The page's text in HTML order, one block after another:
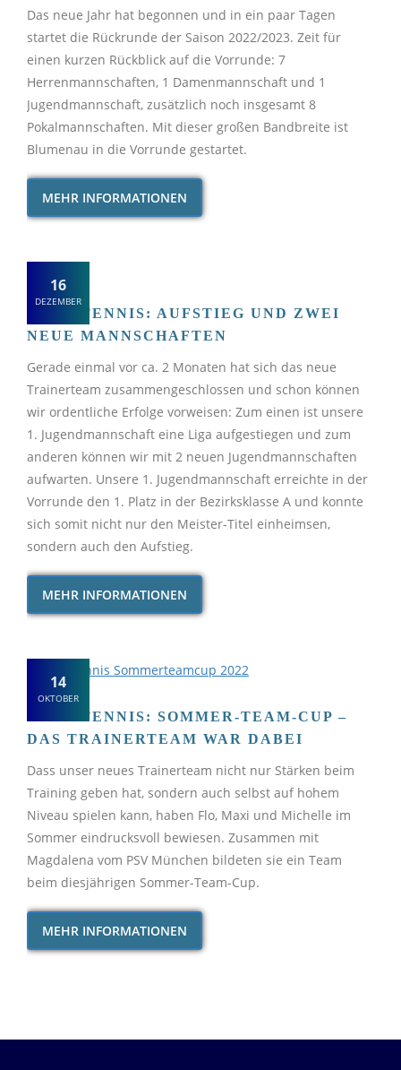
Das neue Jahr hat begonnen und in ein paar Tagen
startet die Rückrunde der Saison 2022/2023. Zeit für
einen kurzen Rückblick auf die Vorrunde: 7
Herrenmannschaften, 1 Damenmannschaft und 1
Jugendmannschaft, zusätzlich noch insgesamt 8
Pokalmannschaften. Mit dieser großen Bandbreite ist
Blumenau in die Vorrunde gestartet.
MEHR INFORMATIONEN
TISCHTENNIS: AUFSTIEG UND ZWEI
NEUE MANNSCHAFTEN
16
DEZEMBER
Gerade einmal vor ca. 2 Monaten hat sich das neue
Trainerteam zusammengeschlossen und schon können
wir ordentliche Erfolge vorweisen: Zum einen ist unsere
1. Jugendmannschaft eine Liga aufgestiegen und zum
anderen können wir mit 2 neuen Jugendmannschaften
aufwarten. Unsere 1. Jugendmannschaft erreichte in der
Vorrunde den 1. Platz in der Bezirksklasse A und konnte
sich somit nicht nur den Meister-Titel einheimsen,
sondern auch den Aufstieg.
MEHR INFORMATIONEN
TISCHTENNIS: SOMMER-TEAM-CUP –
DAS TRAINERTEAM WAR DABEI
14
OKTOBER
Dass unser neues Trainerteam nicht nur Stärken beim
Training geben hat, sondern auch selbst auf hohem
Niveau spielen kann, haben Flo, Maxi und Michelle im
Sommer eindrucksvoll bewiesen. Zusammen mit
Magdalena vom PSV München bildeten sie ein Team
beim diesjährigen Sommer-Team-Cup.
MEHR INFORMATIONEN